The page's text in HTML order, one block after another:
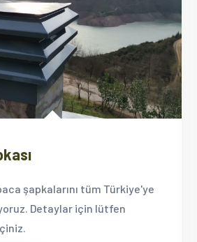
şapkalarını tüm Türkiye'ye
Detaylar için lütfen